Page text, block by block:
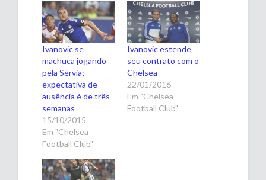
Ivanovic se
machuca jogando
pela Sérvia;
expectativa de
ausência é de três
semanas
15/10/2015
Em "Chelsea
Football Club"
Ivanovic estende
seu contrato com o
Chelsea
22/01/2016
Em "Chelsea
Football Club"